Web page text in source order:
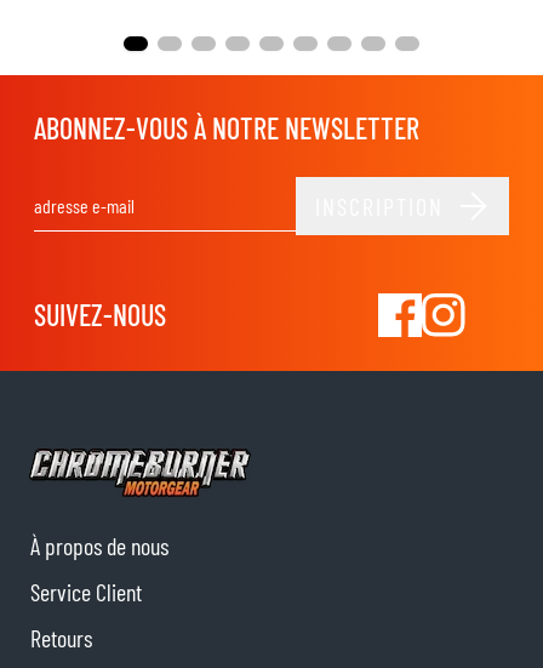
ABONNEZ-VOUS À NOTRE NEWSLETTER
SUIVEZ-NOUS
À propos de nous
Service Client
Retours